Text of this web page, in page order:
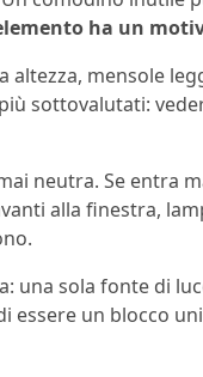
ha un
mensole
sottovalutati:
neutra. Se entra
alla finestra,
una sola fonte di
essere un blocco